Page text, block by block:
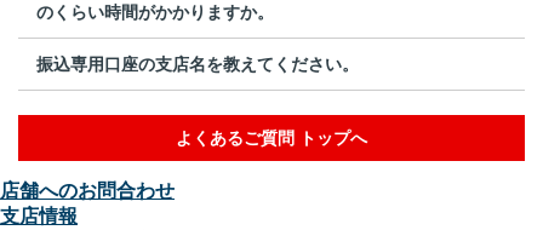
のくらい時間がかかりますか。
振込専用口座の支店名を教えてください。
よくあるご質問 トップへ
店舗へのお問合わせ
支店情報